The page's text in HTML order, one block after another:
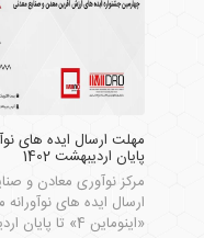
پایان اردیبهشت 1402
مرکز نوآوری معادن و
ارسال ایده های
«اینوماین 4» تا پایان اردیبهشت 1402 امکان پذیر شد.